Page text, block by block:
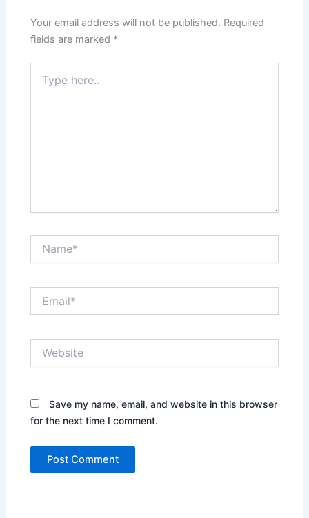
Your email address will not be published. Required
fields are marked *
here..
Save my name, email, and website in this browser
for the next time I comment.